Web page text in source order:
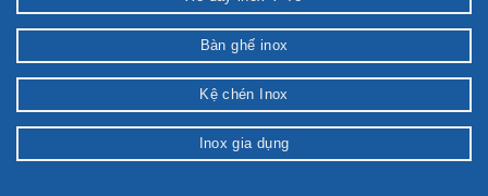
Bàn ghế inox
Kệ chén Inox
Inox gia dụng